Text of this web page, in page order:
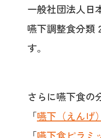
一般社団法人日
嚥下調整食分類
す。
さらに嚥下食の
「嚥下（えんげ